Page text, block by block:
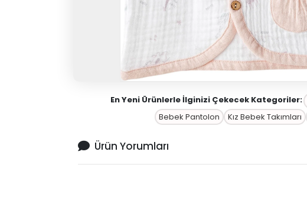
En Yeni Ürünlerle İlginizi Çekecek Kategoriler:
Bebek Pantolon
Kız Bebek Takımları
Ürün Yorumları